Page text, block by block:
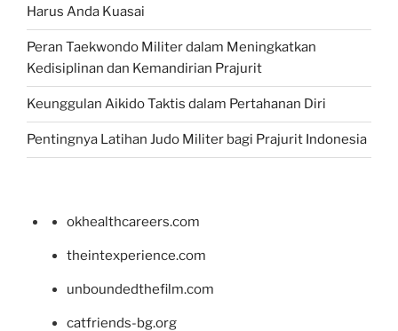
Harus Anda Kuasai
Peran Taekwondo Militer dalam Meningkatkan
Kedisiplinan dan Kemandirian Prajurit
Keunggulan Aikido Taktis dalam Pertahanan Diri
Pentingnya Latihan Judo Militer bagi Prajurit Indonesia
okhealthcareers.com
theintexperience.com
unboundedthefilm.com
catfriends-bg.org